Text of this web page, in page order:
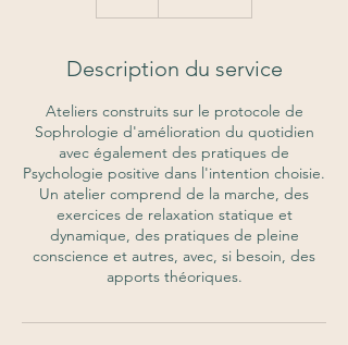
Description du service
Ateliers construits sur le protocole de
Sophrologie d'amélioration du quotidien
avec également des pratiques de
Psychologie positive dans l'intention choisie.
Un atelier comprend de la marche, des
exercices de relaxation statique et
dynamique, des pratiques de pleine
conscience et autres, avec, si besoin, des
apports théoriques.